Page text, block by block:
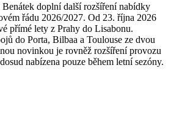
doplní další rozšíření nabídky
řádu 2026/2027. Od 23. října 2026
přímé lety z Prahy do Lisabonu.
do Porta, Bilbaa a Toulouse ze dvou
novinkou je rovněž rozšíření provozu
nabízena pouze během letní sezóny.